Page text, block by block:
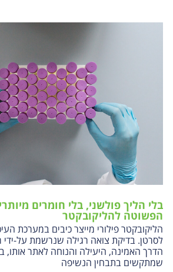
בלי הליך פולשני, בלי חומרים
הפשוטה להליקובקטר
הליקובקטר פילורי מייצר כיבים במערכת
לסרטן. בדיקת צואה רגילה שנרשמת על-
הדרך האמינה, היעילה והנוחה לאתר אותו,
שמתקשים בתבחין הנשיפה